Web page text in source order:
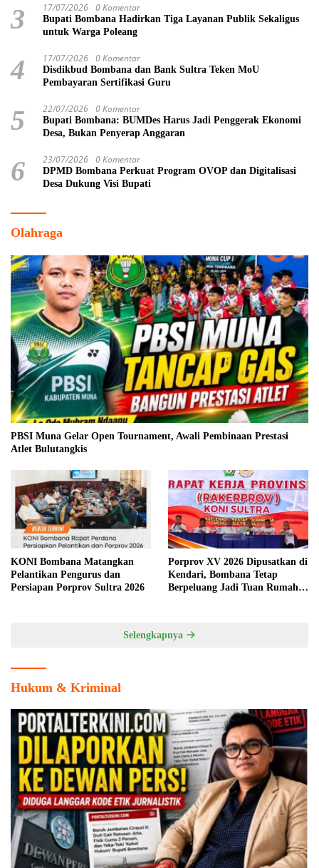
3 17/07/2026 0 Komentar
Bupati Bombana Hadirkan Tiga Layanan Publik Sekaligus
untuk Warga Poleang
4 17/07/2026 0 Komentar
Disdikbud Bombana dan Bank Sultra Teken MoU
Pembayaran Sertifikasi Guru
5 22/07/2026 0 Komentar
Bupati Bombana: BUMDes Harus Jadi Penggerak Ekonomi
Desa, Bukan Penyerap Anggaran
6 23/07/2026 0 Komentar
DPMD Bombana Perkuat Program OVOP dan Digitalisasi
Desa Dukung Visi Bupati
Olahraga
PBSI Muna Gelar Open Tournament, Awali Pembinaan Prestasi
Atlet Bulutangkis
KONI Bombana Matangkan
Pelantikan Pengurus dan
Persiapan Porprov Sultra 2026
Porprov XV 2026 Dipusatkan di
Kendari, Bombana Tetap
Berpeluang Jadi Tuan Rumah
Selengkapnya
Hukum & Kriminal